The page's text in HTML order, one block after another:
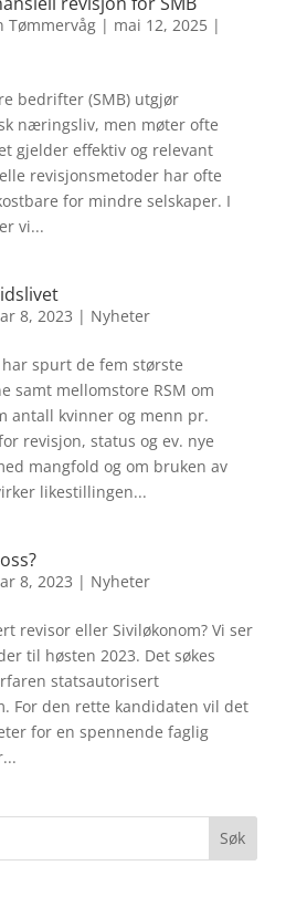
Tømmervåg| mai 12, 2025|
bedrifter (SMB) utgjør
næringsliv, men møter ofte
gjelder effektiv og relevant
revisjonsmetoder har ofte
for mindre selskaper. I
vi...
8, 2023 | Nyheter
spurt de fem største
samt mellomstore RSM om
antall kvinner og menn pr.
revisjon, status og ev. nye
mangfold og om bruken av
likestillingen...
8, 2023 | Nyheter
revisor eller Siviløkonom? Vi ser
til høsten 2023. Det søkes
statsautorisert
For den rette kandidaten vil det
for en spennende faglig